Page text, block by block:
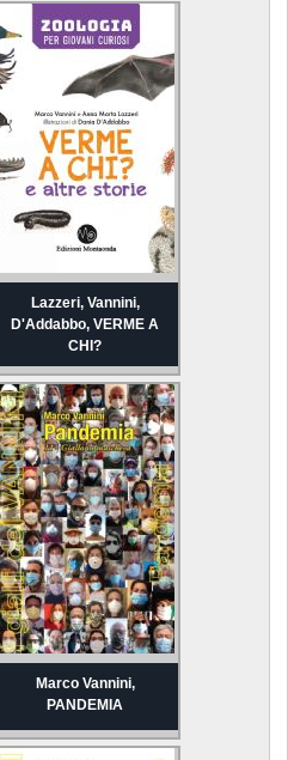
Lazzeri, Vannini,
D'Addabbo, VERME A
CHI?
Marco Vannini,
PANDEMIA